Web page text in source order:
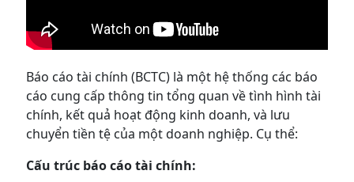
Báo cáo tài chính (BCTC) là một hệ thống các báo
cáo cung cấp thông tin tổng quan về tình hình tài
chính, kết quả hoạt động kinh doanh, và lưu
chuyển tiền tệ của một doanh nghiệp. Cụ thể:
Cấu trúc báo cáo tài chính: